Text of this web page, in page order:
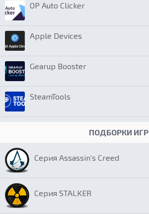
OP Auto Clicker
Apple Devices
Gearup Booster
SteamTools
ПОДБОРКИ ИГР
Серия Assassin’s Creed
Серия STALKER